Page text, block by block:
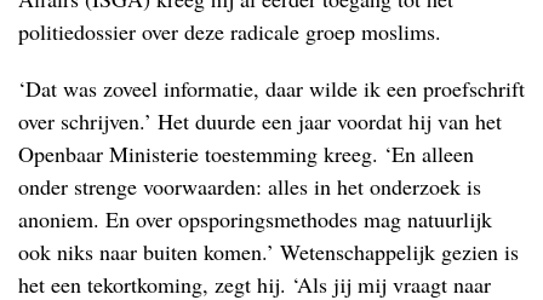
politiedossier over deze radicale groep moslims.
‘Dat was zoveel informatie, daar wilde ik een proefschrift
over schrijven.’ Het duurde een jaar voordat hij van het
Openbaar Ministerie toestemming kreeg. ‘En alleen
onder strenge voorwaarden: alles in het onderzoek is
anoniem. En over opsporingsmethodes mag natuurlijk
ook niks naar buiten komen.’ Wetenschappelijk gezien is
het een tekortkoming, zegt hij. ‘Als jij mij vraagt naar